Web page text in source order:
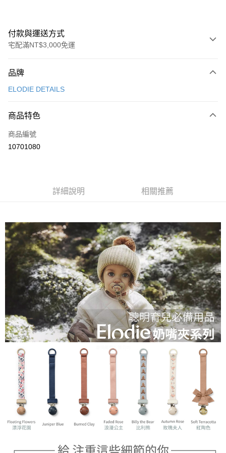
付款與運送方式
宅配滿NT$3,000免運
信用卡一次付款
運送方式
付款後全家取貨
宅配 (離島)
每筆NT$280
品牌
ELODIE DETAILS
商品特色
商品編號
10701080
詳細說明 相關推薦